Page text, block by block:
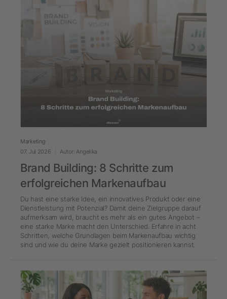
Marketing
07. Jul 2026
Autor: Angelika
Brand Building: 8 Schritte zum
erfolgreichen Markenaufbau
Du hast eine starke Idee, ein innovatives Produkt oder eine
Dienstleistung mit Potenzial? Damit deine Zielgruppe darauf
aufmerksam wird, braucht es mehr als ein gutes Angebot –
eine starke Marke macht den Unterschied. Erfahre in acht
Schritten, welche Grundlagen beim Markenaufbau wichtig
sind und wie du deine Marke gezielt positionieren kannst.